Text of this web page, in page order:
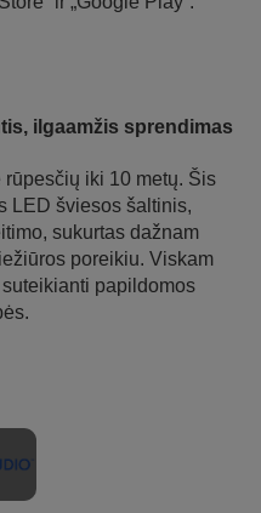
ilgaamžis sprendimas
iki 10 metų. Šis
LED šviesos šaltinis,
sukurtas dažnam
poreikiu. Viskam
papildomos